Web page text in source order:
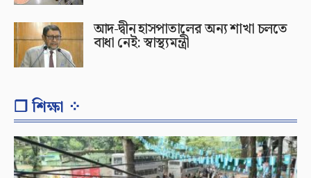
আদ-দ্বীন হাসপাতালের অন্য শাখা চলতে
বাধা নেই: স্বাস্থ্যমন্ত্রী
❐ শিক্ষা ⁘